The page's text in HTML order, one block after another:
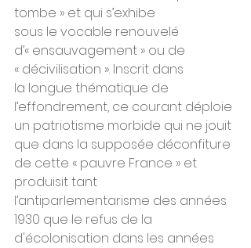
tombe » et qui s’exhibe
sous le vocable renouvelé
d’« ensauvagement » ou de
« décivilisation ». Inscrit dans
la longue thématique de
l’effondrement, ce courant déploie
un patriotisme morbide qui ne jouit
que dans la supposée déconfiture
de cette « pauvre France » et
produisit tant
l’antiparlementarisme des années
1930 que le refus de la
d'écolonisation dans les années